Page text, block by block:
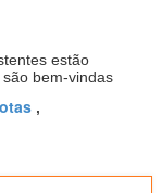
estão
bem-vindas
,